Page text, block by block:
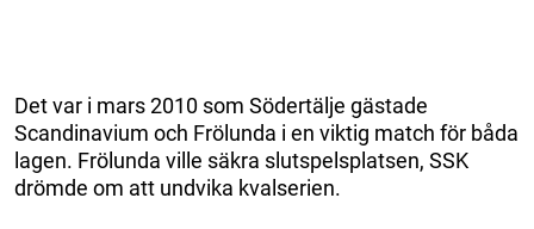
Det var i mars 2010 som Södertälje gästade
Scandinavium och Frölunda i en viktig match för båda
lagen. Frölunda ville säkra slutspelsplatsen, SSK
drömde om att undvika kvalserien.